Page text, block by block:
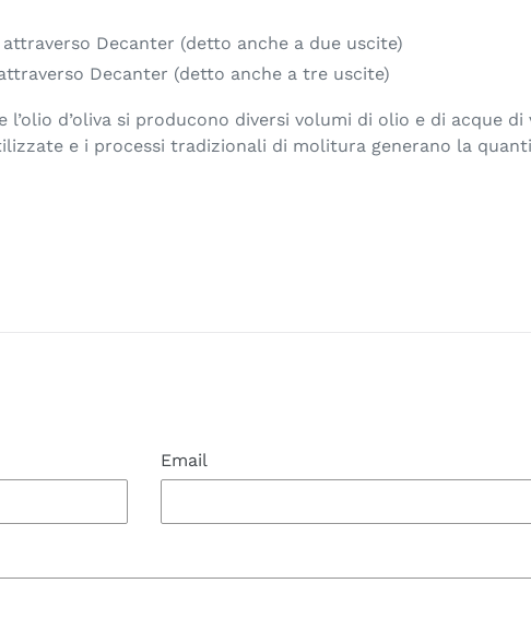
Decanter (detto anche a due uscite)
Decanter (detto anche a tre uscite)
d’oliva si producono diversi volumi di olio e di acque di
e i processi tradizionali di molitura generano la
Email